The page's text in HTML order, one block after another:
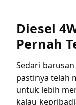
Diesel
Pernah
Sedari
pastinya telah
untuk lebih
kalau